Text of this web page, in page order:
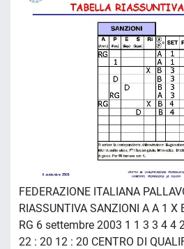
FEDERAZIONE ITALIANA
RIASSUNTIVA SANZIONI A A 1 X
RG 6 settembre 2003 1 1 3 3 4 4
22 : 20 12 : 20 CENTRO DI